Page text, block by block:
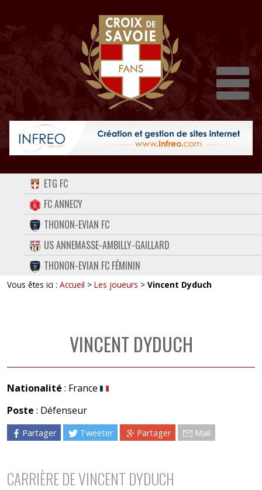
ACCUEIL
FORUM
CONTACT
FACEBOOK
TWITTER
ETG FC
FC ANNECY
THONON-EVIAN FC
US ANNEMASSE-AMBILLY-GAILLARD
THONON-EVIAN FC FÉMININ
Vous êtes ici : Accueil > Les joueurs > Vincent Dyduch
VINCENT DYDUCH
Nationalité : France
Poste : Défenseur
Partager Tweeter Partager Mail
CARRIÈRE DE VINCENT DYDUCH